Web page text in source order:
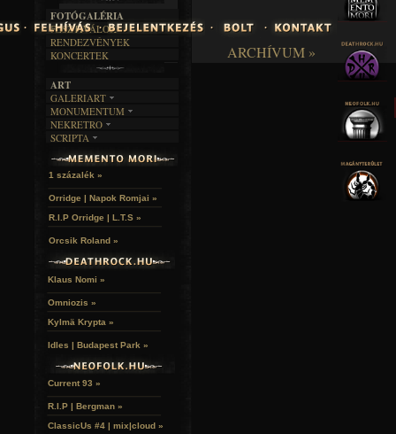
ARCHÍVUM »
FOTÓGALÉRIA
FESZTIVÁLOK
RENDEZVÉNYEK
KONCERTEK
ART
GALERIART
ARTGALERI
KÉPREGÉNYEK
LAKÁSKULTS
MONUMENTUM
TEMETŐK
TEMPLOMOK
VÁRAK
HELYEK
NEKRETRO
SZUBKULT
FEKETE LYUK
RELIKVIÁK
SCRIPTA
NOVELLÁK
VERSEK
1 százalék »
Orridge | Napok Romjai »
R.I.P Orridge | L.T.S »
Orcsik Roland »
Klaus Nomi »
Omniozis »
Kylmä Krypta »
Idles | Budapest Park »
Current 93 »
R.I.P | Bergman »
ClassicUs #4 | mix|cloud »